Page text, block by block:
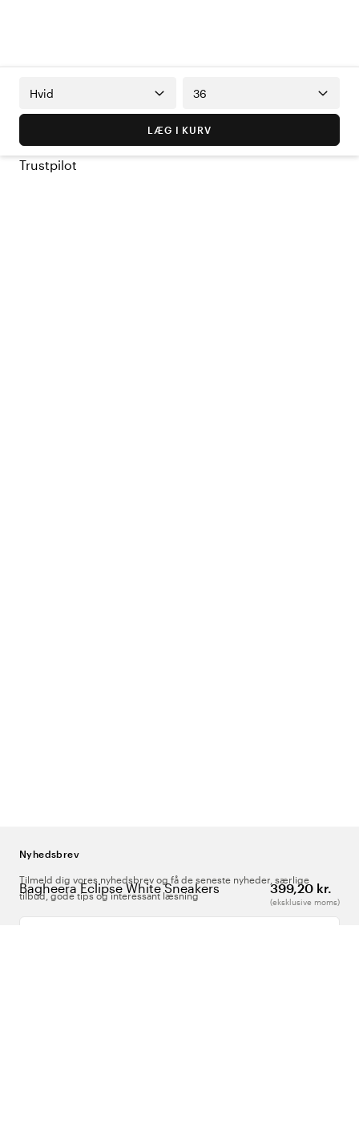
Bagheera Eclipse White Sneakers 399,20 kr.
(eksklusive moms)
Hvid 36
LÆG I KURV
Trustpilot
Nyhedsbrev
Tilmeld dig vores nyhedsbrev og få de seneste nyheder, særlige
tilbud, gode tips og interessant læsning
Indtast din e-mailadresse